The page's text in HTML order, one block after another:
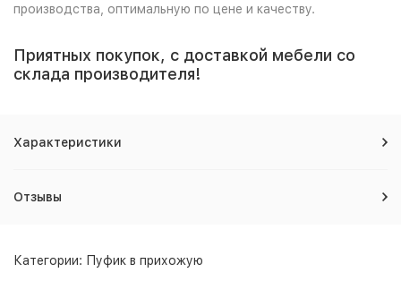
производства, оптимальную по цене и качеству.
Приятных покупок, с доставкой мебели со
склада производителя!
Характеристики
Отзывы
Категории: Пуфик в прихожую